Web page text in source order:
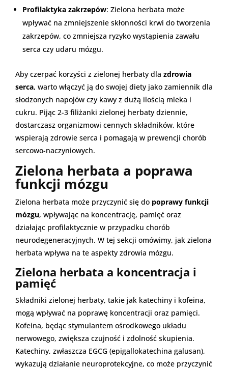
Profilaktyka zakrzepów: Zielona herbata może
wpływać na zmniejszenie skłonności krwi do tworzenia
zakrzepów, co zmniejsza ryzyko wystąpienia zawału
serca czy udaru mózgu.
Aby czerpać korzyści z zielonej herbaty dla zdrowia
serca, warto włączyć ją do swojej diety jako zamiennik dla
słodzonych napojów czy kawy z dużą ilością mleka i
cukru. Pijąc 2-3 filiżanki zielonej herbaty dziennie,
dostarczasz organizmowi cennych składników, które
wspierają zdrowie serca i pomagają w prewencji chorób
sercowo-naczyniowych.
Zielona herbata a poprawa
funkcji mózgu
Zielona herbata może przyczynić się do poprawy funkcji
mózgu, wpływając na koncentrację, pamięć oraz
działając profilaktycznie w przypadku chorób
neurodegeneracyjnych. W tej sekcji omówimy, jak zielona
herbata wpływa na te aspekty zdrowia mózgu.
Zielona herbata a koncentracja i
pamięć
Składniki zielonej herbaty, takie jak katechiny i kofeina,
mogą wpływać na poprawę koncentracji oraz pamięci.
Kofeina, będąc stymulantem ośrodkowego układu
nerwowego, zwiększa czujność i zdolność skupienia.
Katechiny, zwłaszcza EGCG (epigallokatechina galusan),
wykazują działanie neuroprotekcyjne, co może przyczynić